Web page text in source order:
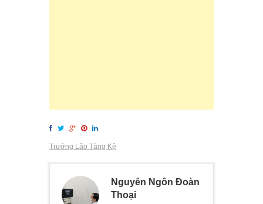
Trưởng Lão Tăng Kệ
Nguyên Ngôn Đoàn
Thoại